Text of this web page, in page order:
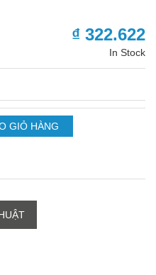
₫ 322.622
In Stock